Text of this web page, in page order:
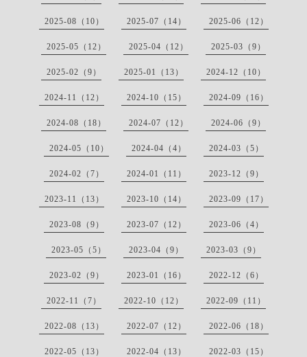
2025-08（10） 2025-07（14） 2025-06（12）
2025-05（12） 2025-04（12） 2025-03（9）
2025-02（9） 2025-01（13） 2024-12（10）
2024-11（12） 2024-10（15） 2024-09（16）
2024-08（18） 2024-07（12） 2024-06（9）
2024-05（10） 2024-04（4） 2024-03（5）
2024-02（7） 2024-01（11） 2023-12（9）
2023-11（13） 2023-10（14） 2023-09（17）
2023-08（9） 2023-07（12） 2023-06（4）
2023-05（5） 2023-04（9） 2023-03（9）
2023-02（9） 2023-01（16） 2022-12（6）
2022-11（7） 2022-10（12） 2022-09（11）
2022-08（13） 2022-07（12） 2022-06（18）
2022-05（13） 2022-04（13） 2022-03（15）